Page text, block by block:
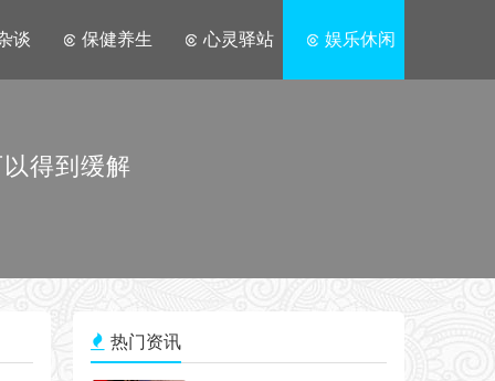
谈 保健养生 心灵驿站 娱乐休闲
得到缓解
热门资讯